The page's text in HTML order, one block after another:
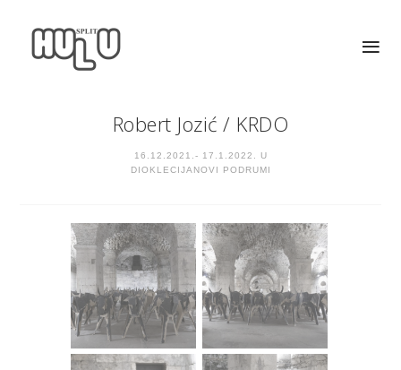
Robert Jozić / KRDO
16.12.2021.- 17.1.2022. U
DIOKLECIJANOVI PODRUMI